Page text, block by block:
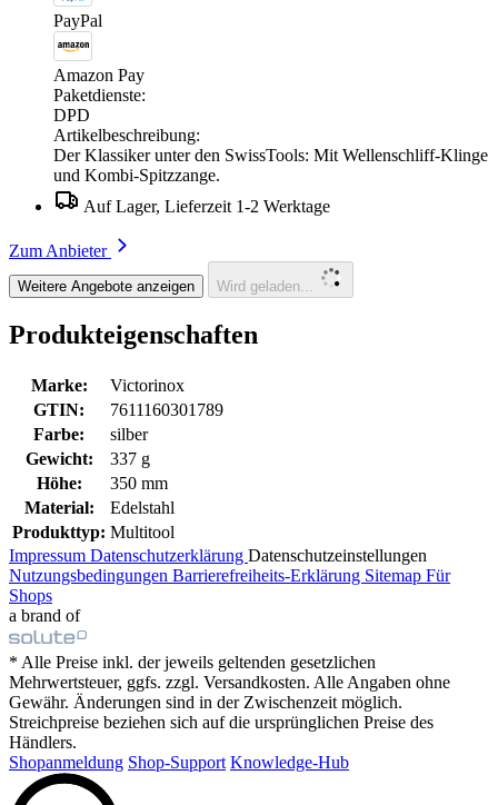
PayPal
Amazon Pay
Paketdienste:
DPD
Artikelbeschreibung:
Der Klassiker unter den SwissTools: Mit Wellenschliff-Klinge
und Kombi-Spitzzange.
Auf Lager, Lieferzeit 1-2 Werktage
Zum Anbieter
Weitere Angebote anzeigen Wird geladen...
Produkteigenschaften
Marke:
Victorinox
GTIN:
7611160301789
Farbe:
silber
Gewicht:
337 g
Höhe:
350 mm
Material:
Edelstahl
Produkttyp: Multitool
Impressum Datenschutzerklärung Datenschutzeinstellungen
Nutzungsbedingungen Barrierefreiheits-Erklärung Sitemap Für
Shops
a brand of
* Alle Preise inkl. der jeweils geltenden gesetzlichen
Mehrwertsteuer, ggfs. zzgl. Versandkosten. Alle Angaben ohne
Gewähr. Änderungen sind in der Zwischenzeit möglich.
Streichpreise beziehen sich auf die ursprünglichen Preise des
Händlers.
Shopanmeldung Shop-Support Knowledge-Hub